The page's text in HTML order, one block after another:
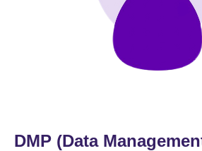
DMP (Data